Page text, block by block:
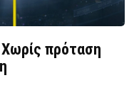
πρόταση